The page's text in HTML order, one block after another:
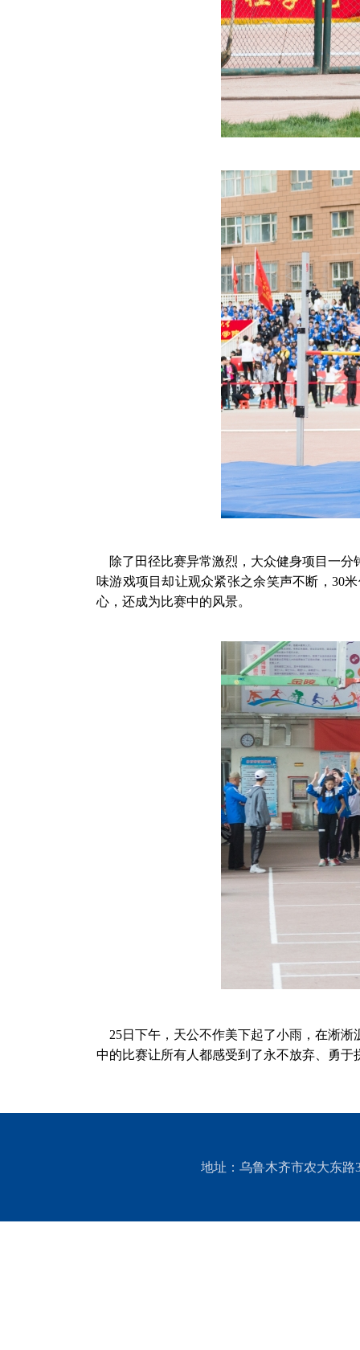
除了田径比赛异常激烈，大众健身项目一
味游戏项目却让观众紧张之余笑声不断，30
心，还成为比赛中的风景。
25日下午，天公不作美下起了小雨，在淅
中的比赛让所有人都感受到了永不放弃、勇于
地址：乌鲁木齐市农大东路